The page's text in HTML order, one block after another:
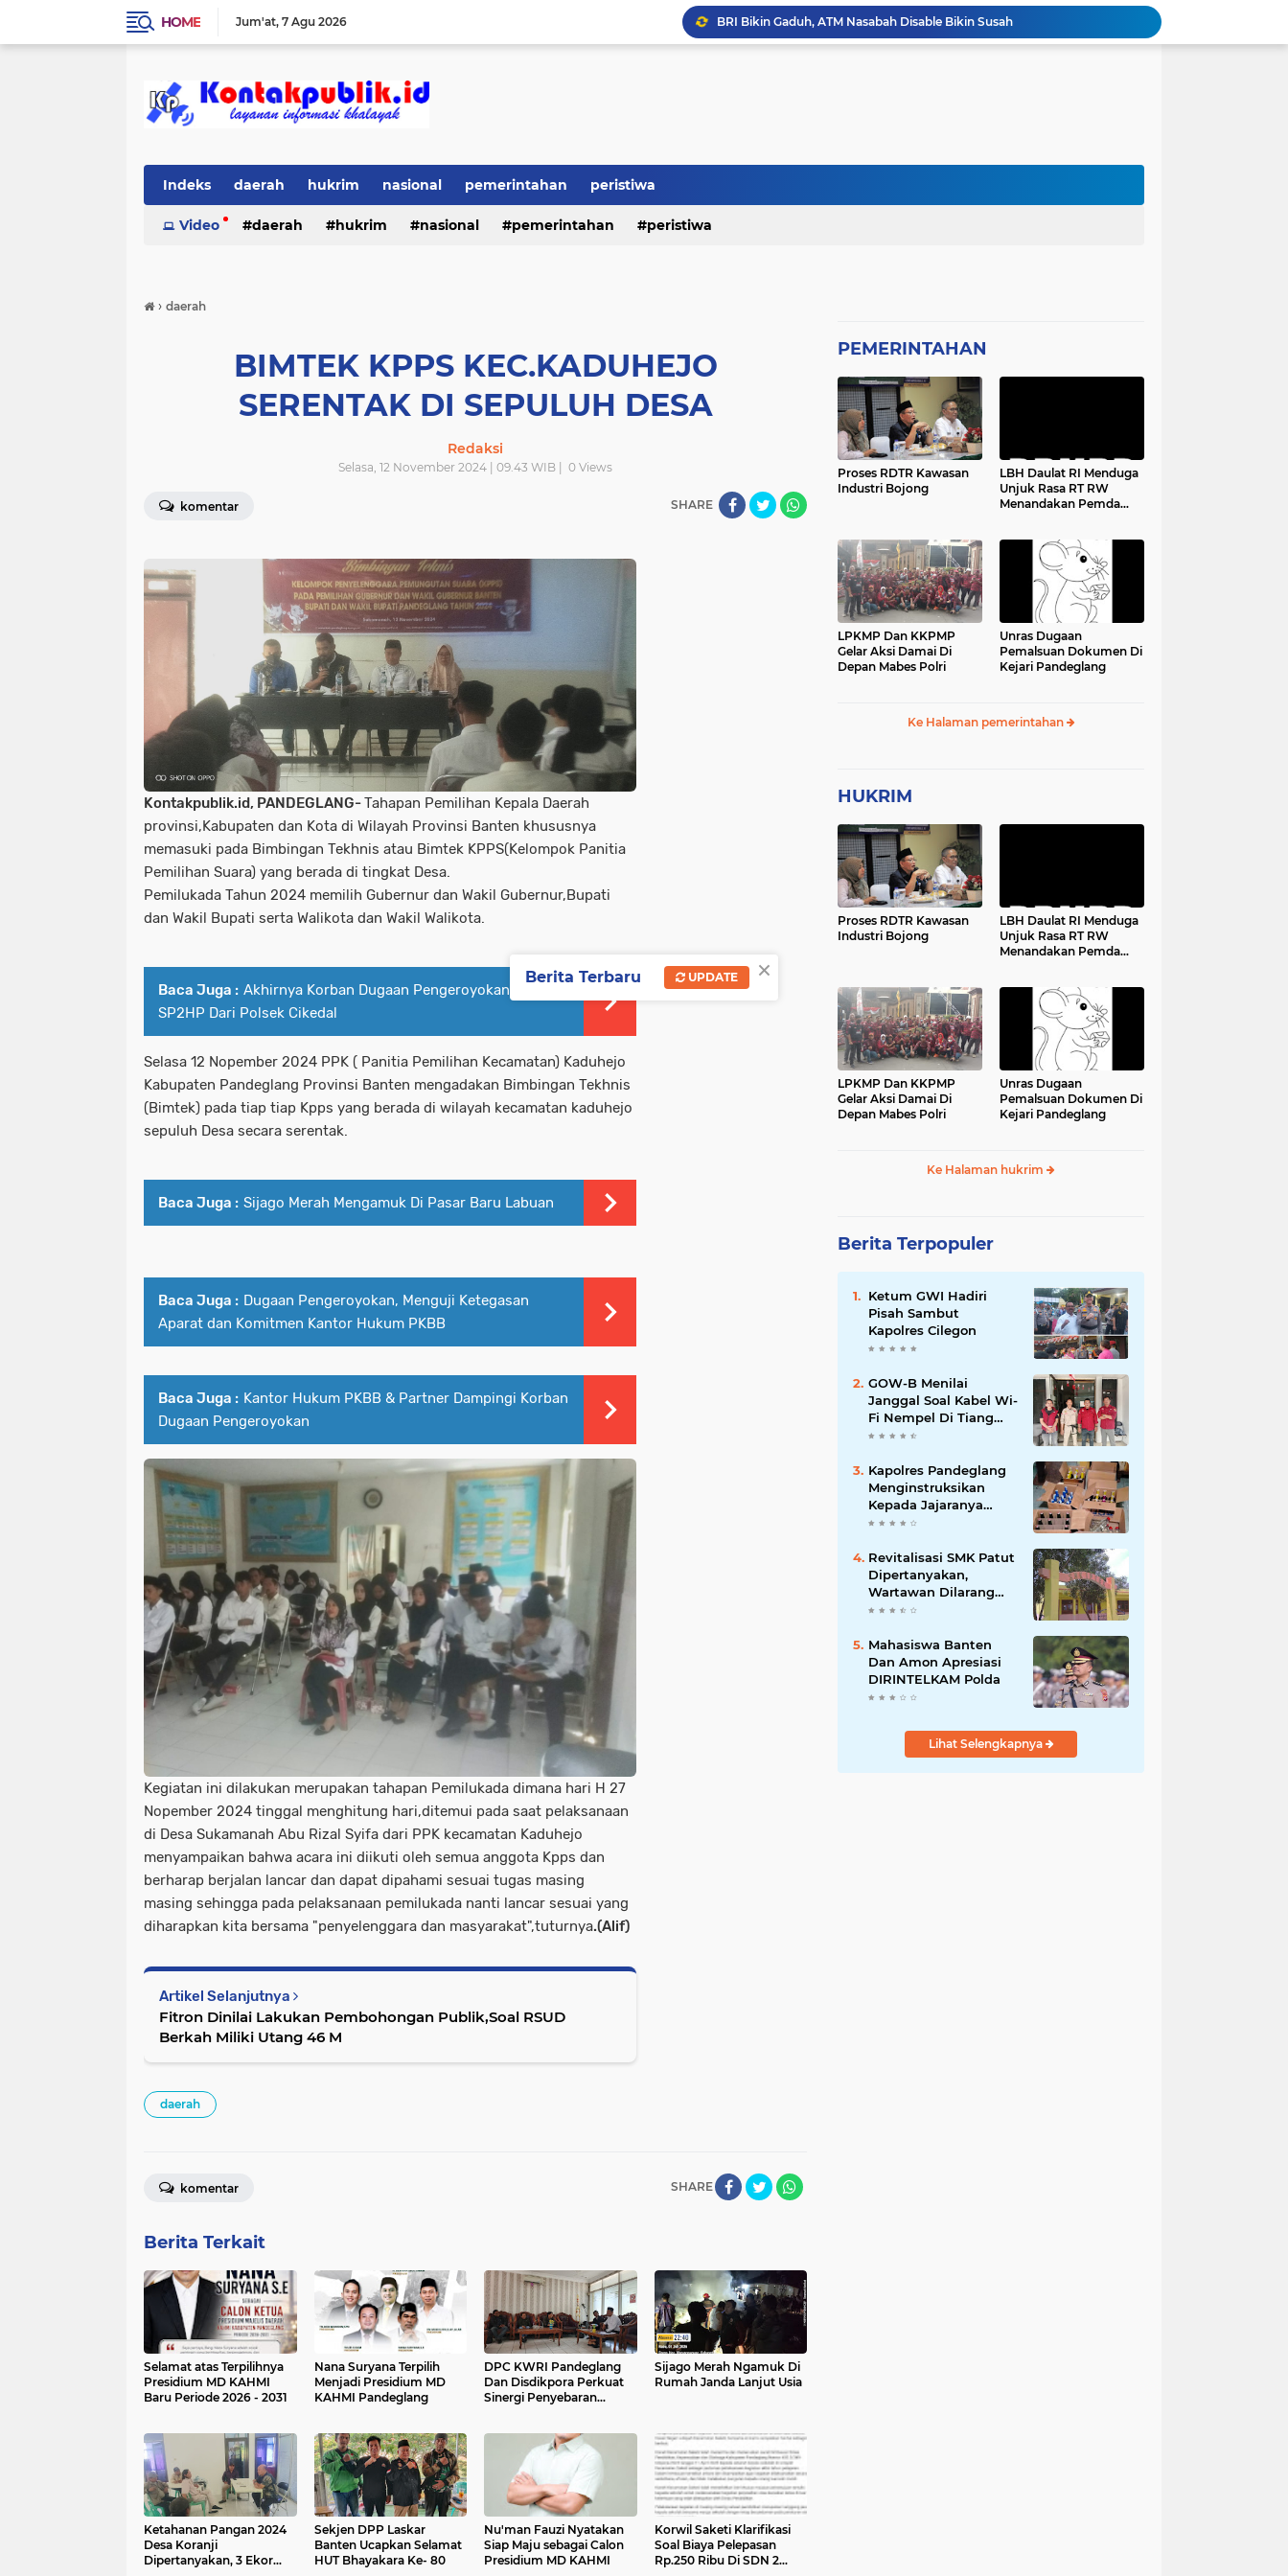
HOME Jum'at 7 Agu 2026
BRI Bikin Gaduh, ATM Nasabah Disable Bikin Susah
Heboh Soal Polemik Jabatan Plt Dirut RSUD Berkah 2026 Dipertanyakan
Ketua DPD GWI Minta Hotman Paris Diproses Hukum, Diduga Telah Menghina Wartwan
Indeks daerah hukrim nasional pemerintahan peristiwa
Video daerah hukrim nasional pemerintahan peristiwa
› daerah
BIMTEK KPPS KEC.KADUHEJO
SERENTAK DI SEPULUH DESA
Redaksi
Selasa, 12 November 2024 | 09.43 WIB | 0 Views
komentar SHARE
Kontakpublik.id, PANDEGLANG-Tahapan Pemilihan Kepala Daerah
provinsi,Kabupaten dan Kota di Wilayah Provinsi Banten khususnya
memasuki pada Bimbingan Tekhnis atau Bimtek KPPS(Kelompok Panitia
Pemilihan Suara) yang berada di tingkat Desa.
Pemilukada Tahun 2024 memilih Gubernur dan Wakil Gubernur,Bupati
dan Wakil Bupati serta Walikota dan Wakil Walikota.
Baca Juga : Akhirnya Korban Dugaan Pengeroyokan Terima
SP2HP Dari Polsek Cikedal
Selasa 12 Nopember 2024 PPK ( Panitia Pemilihan Kecamatan) Kaduhejo
Kabupaten Pandeglang Provinsi Banten mengadakan Bimbingan Tekhnis
(Bimtek) pada tiap tiap Kpps yang berada di wilayah kecamatan kaduhejo
sepuluh Desa secara serentak.
Baca Juga : Sijago Merah Mengamuk Di Pasar Baru Labuan
Baca Juga : Dugaan Pengeroyokan, Menguji Ketegasan
Aparat dan Komitmen Kantor Hukum PKBB
Baca Juga : Kantor Hukum PKBB & Partner Dampingi Korban
Dugaan Pengeroyokan
Kegiatan ini dilakukan merupakan tahapan Pemilukada dimana hari H 27
Nopember 2024 tinggal menghitung hari,ditemui pada saat pelaksanaan
di Desa Sukamanah Abu Rizal Syifa dari PPK kecamatan Kaduhejo
menyampaikan bahwa acara ini diikuti oleh semua anggota Kpps dan
berharap berjalan lancar dan dapat dipahami sesuai tugas masing
masing sehingga pada pelaksanaan pemilukada nanti lancar sesuai yang
diharapkan kita bersama "penyelenggara dan masyarakat",tuturnya.(Alif)
Artikel Selanjutnya
Fitron Dinilai Lakukan Pembohongan Publik,Soal RSUD
Berkah Miliki Utang 46 M
daerah
SHARE
komentar
Berita Terkait
Selamat atas Terpilihnya
Presidium MD KAHMI
Baru Periode 2026 - 2031
Nana Suryana Terpilih
Menjadi Presidium MD
KAHMI Pandeglang
DPC KWRI Pandeglang
Dan Disdikpora Perkuat
Sinergi Penyebaran
Sijago Merah Ngamuk Di
Rumah Janda Lanjut Usia
Ketahanan Pangan 2024
Desa Koranji
Dipertanyakan, 3 Ekor
Sekjen DPP Laskar
Banten Ucapkan Selamat
HUT Bhayakara Ke- 80
Nu'man Fauzi Nyatakan
Siap Maju sebagai Calon
Presidium MD KAHMI
Korwil Saketi Klarifikasi
Soal Biaya Pelepasan
Rp.250 Ribu Di SDN 2
PEMERINTAHAN
Proses RDTR Kawasan
Industri Bojong
LBH Daulat RI Menduga
Unjuk Rasa RT RW
Menandakan Pemda
Kemana Kepala DPMPD
LPKMP Dan KKPMP
Gelar Aksi Damai Di
Depan Mabes Polri
Unras Dugaan
Pemalsuan Dokumen Di
Kejari Pandeglang
Ke Halaman pemerintahan
HUKRIM
Proses RDTR Kawasan
Industri Bojong
LBH Daulat RI Menduga
Unjuk Rasa RT RW
Menandakan Pemda
Kemana Kepala DPMPD
LPKMP Dan KKPMP
Gelar Aksi Damai Di
Depan Mabes Polri
Unras Dugaan
Pemalsuan Dokumen Di
Kejari Pandeglang
Ke Halaman hukrim
Berita Terpopuler
Ketum GWI Hadiri
Pisah Sambut
Kapolres Cilegon
GOW-B Menilai
Janggal Soal Kabel Wi-
Fi Nempel Di Tiang
Listrik
Kapolres Pandeglang
Menginstruksikan
Kepada Jajaranya
Memberantas
Revitalisasi SMK Patut
Dipertanyakan,
Wartawan Dilarang
Meluput
Mahasiswa Banten
Dan Amon Apresiasi
DIRINTELKAM Polda
Lihat Selengkapnya
×
Berita Terbaru UPDATE